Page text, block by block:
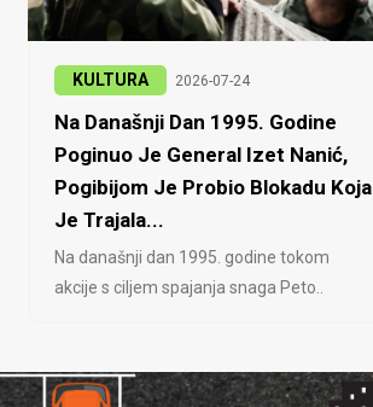
KULTURA 2026-07-24
Na Današnji Dan 1995. Godine
Poginuo Je General Izet Nanić,
Pogibijom Je Probio Blokadu Koja
Je Trajala...
Na današnji dan 1995. godine tokom
akcije s ciljem spajanja snaga Peto..